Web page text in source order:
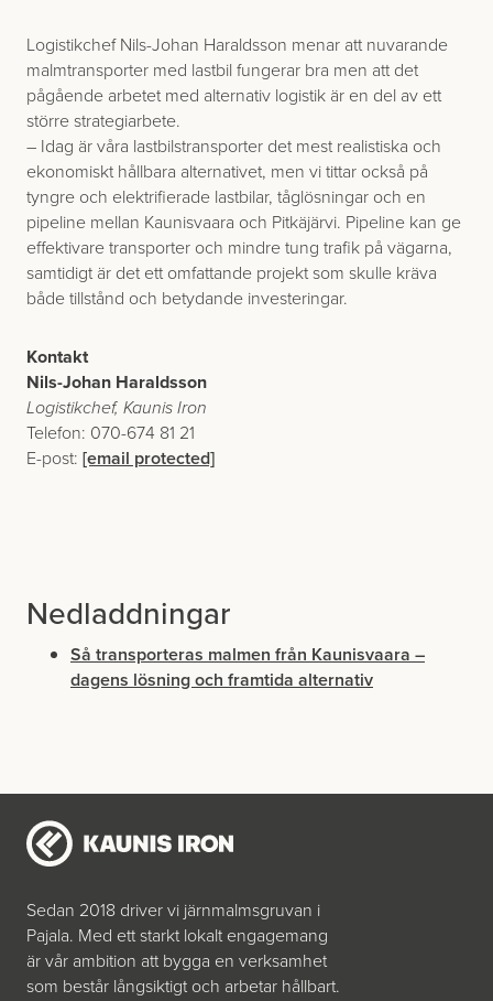
Logistikchef Nils-Johan Haraldsson menar att nuvarande
malmtransporter med lastbil fungerar bra men att det
pågående arbetet med alternativ logistik är en del av ett
större strategiarbete.
– Idag är våra lastbilstransporter det mest realistiska och
ekonomiskt hållbara alternativet, men vi tittar också på
tyngre och elektrifierade lastbilar, tåglösningar och en
pipeline mellan Kaunisvaara och Pitkäjärvi. Pipeline kan ge
effektivare transporter och mindre tung trafik på vägarna,
samtidigt är det ett omfattande projekt som skulle kräva
både tillstånd och betydande investeringar.
Kontakt
Nils-Johan Haraldsson
Logistikchef, Kaunis Iron
Telefon: 070-674 81 21
E-post: [email protected]
Nedladdningar
Så transporteras malmen från Kaunisvaara –
dagens lösning och framtida alternativ
Sedan 2018 driver vi järnmalmsgruvan i
Pajala. Med ett starkt lokalt engagemang
är vår ambition att bygga en verksamhet
som består långsiktigt och arbetar hållbart.